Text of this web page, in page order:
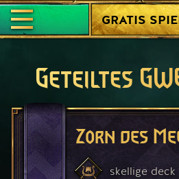
GRATIS
Geteiltes
Zorn des
skellige deck